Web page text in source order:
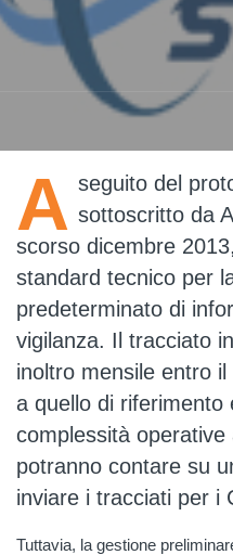
A seguito del
sottoscritto da
scorso dicembre
standard tecnico per
predeterminato di
vigilanza. Il tracciato
inoltro mensile entro
a quello di riferimento
complessità
potranno contare su
inviare i tracciati per i
Tuttavia, la gestione